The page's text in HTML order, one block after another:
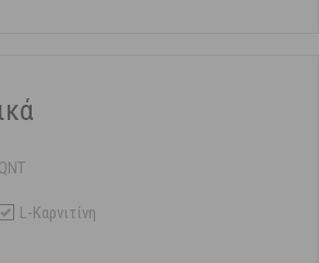
QNT
L-Καρνιτίνη